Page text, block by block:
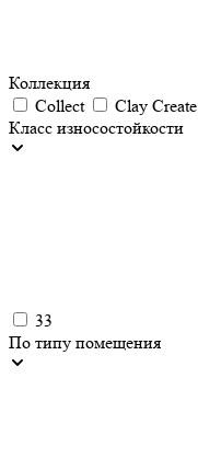
Коллекция
Collect
Clay Create
Класс износостойкости
33
По типу помещения